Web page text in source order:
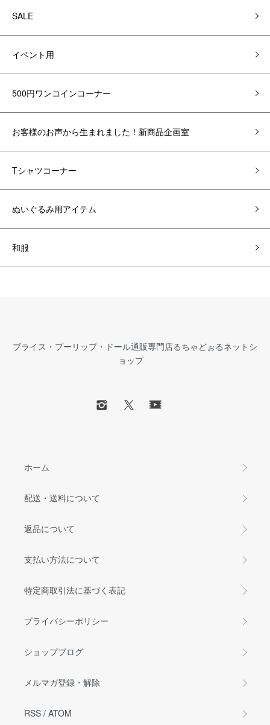
SALE
イベント用
500円ワンコインコーナー
お客様のお声から生まれました！新商品企画室
Tシャツコーナー
ぬいぐるみ用アイテム
和服
ブライス・プーリップ・ドール通販専門店るちゃどぉるネットシ
ョップ
ホーム
配送・送料について
返品について
支払い方法について
特定商取引法に基づく表記
プライバシーポリシー
ショップブログ
メルマガ登録・解除
RSS / ATOM